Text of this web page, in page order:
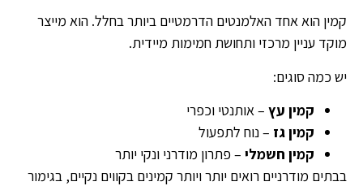
קמין הוא אחד האלמנטים הדרמטיים ביותר בחלל. הוא מייצר
מוקד עניין מרכזי ותחושת חמימות מיידית.
יש כמה סוגים:
קמין עץ – אותנטי וכפרי
קמין גז – נוח לתפעול
קמין חשמלי – פתרון מודרני ונקי יותר
בבתים מודרניים רואים יותר ויותר קמינים בקווים נקיים, בגימור